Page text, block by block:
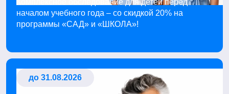
началом учебного года – со скидкой 20% на
программы «САД» и «ШКОЛА»!
до 31.08.2026